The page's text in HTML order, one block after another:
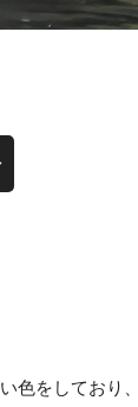
色をしており